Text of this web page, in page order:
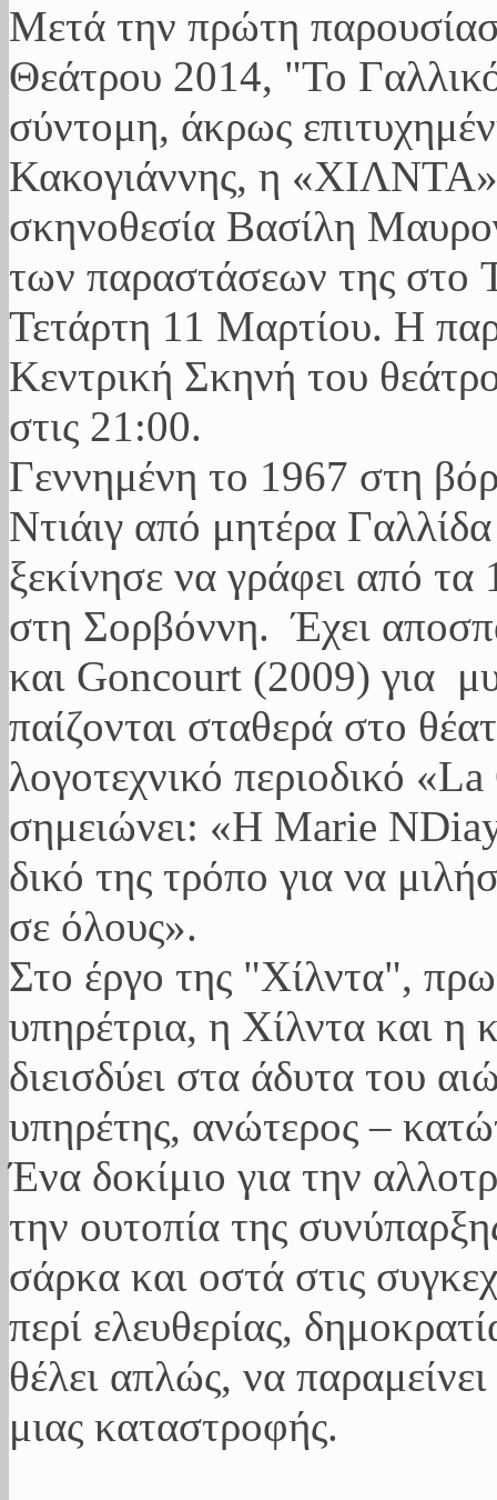
Μετά την πρώτη
Θεάτρου 2014, "Το
σύντομη, άκρως
Κακογιάννης, η «ΧΙΛΝΤΑ»
σκηνοθεσία Βασίλη
των παραστάσεων της
Τετάρτη 11 Μαρτίου. Η
Κεντρική Σκηνή του
στις 21:00.
Γεννημένη το 1967 στη
Ντιάιγ από μητέρα
ξεκίνησε να γράφει από
στη Σορβόννη. Έχει
και Goncourt (2009) για
παίζονται σταθερά στο
λογοτεχνικό περιοδικό
σημειώνει: «Η Marie
δικό της τρόπο για να
σε όλους».
Στο έργο της "Χίλντα",
υπηρέτρια, η Χίλντα και η
διεισδύει στα άδυτα του
υπηρέτης, ανώτερος –
Ένα δοκίμιο για την
την ουτοπία της
σάρκα και οστά στις
περί ελευθερίας,
θέλει απλώς, να
μιας καταστροφής.